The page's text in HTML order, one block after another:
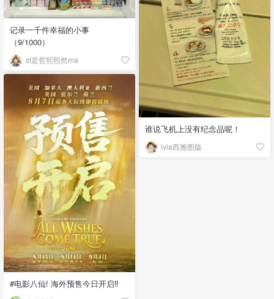
记录一千件幸福的小事
（9/1000）
st是哲熙熙然ma
谁说飞机上没有纪念品呢！
ivia西雅图版
#电影八仙! 海外预售今日开启‼️